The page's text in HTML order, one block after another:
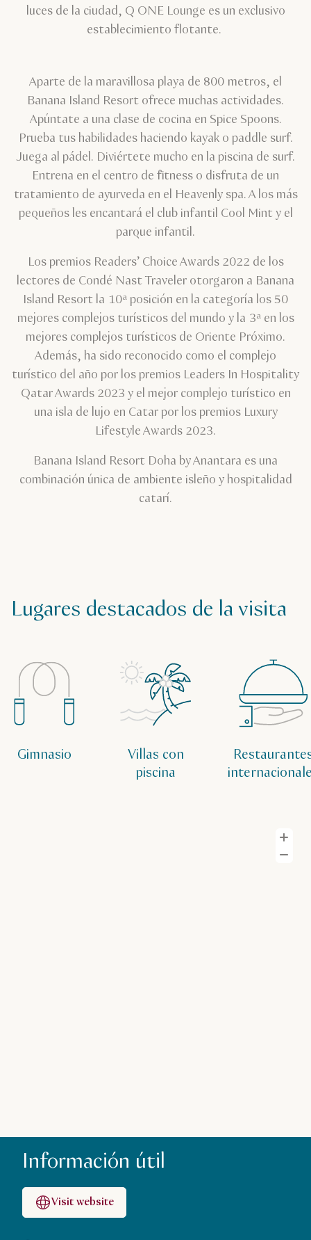
luces de la ciudad, Q ONE Lounge es un exclusivo
establecimiento flotante.
Aparte de la maravillosa playa de 800 metros, el
Banana Island Resort ofrece muchas actividades.
Apúntate a una clase de cocina en Spice Spoons.
Prueba tus habilidades haciendo kayak o paddle surf.
Juega al pádel. Diviértete mucho en la piscina de surf.
Entrena en el centro de fitness o disfruta de un
tratamiento de ayurveda en el Heavenly spa. A los más
pequeños les encantará el club infantil Cool Mint y el
parque infantil.
Los premios Readers’ Choice Awards 2022 de los
lectores de Condé Nast Traveler otorgaron a Banana
Island Resort la 10ª posición en la categoría los 50
mejores complejos turísticos del mundo y la 3ª en los
mejores complejos turísticos de Oriente Próximo.
Además, ha sido reconocido como el complejo
turístico del año por los premios Leaders In Hospitality
Qatar Awards 2023 y el mejor complejo turístico en
una isla de lujo en Catar por los premios Luxury
Lifestyle Awards 2023.
Banana Island Resort Doha by Anantara es una
combinación única de ambiente isleño y hospitalidad
catarí.
Lugares destacados de la visita
Gimnasio
Villas con
piscina
Información útil
Visit website